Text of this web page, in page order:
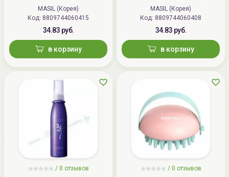
MASIL (Корея)
Код: 8809744060415
34.83 руб.
в корзину
Shampoo
MASIL (Корея)
Код: 8809744060408
34.83 руб.
в корзину
/ 0 отзывов
/ 0 отзывов